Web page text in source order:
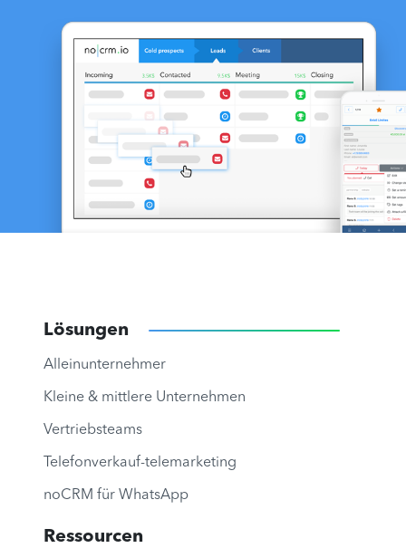
Lösungen
Alleinunternehmer
Kleine & mittlere Unternehmen
Vertriebsteams
Telefonverkauf-telemarketing
noCRM für WhatsApp
Ressourcen